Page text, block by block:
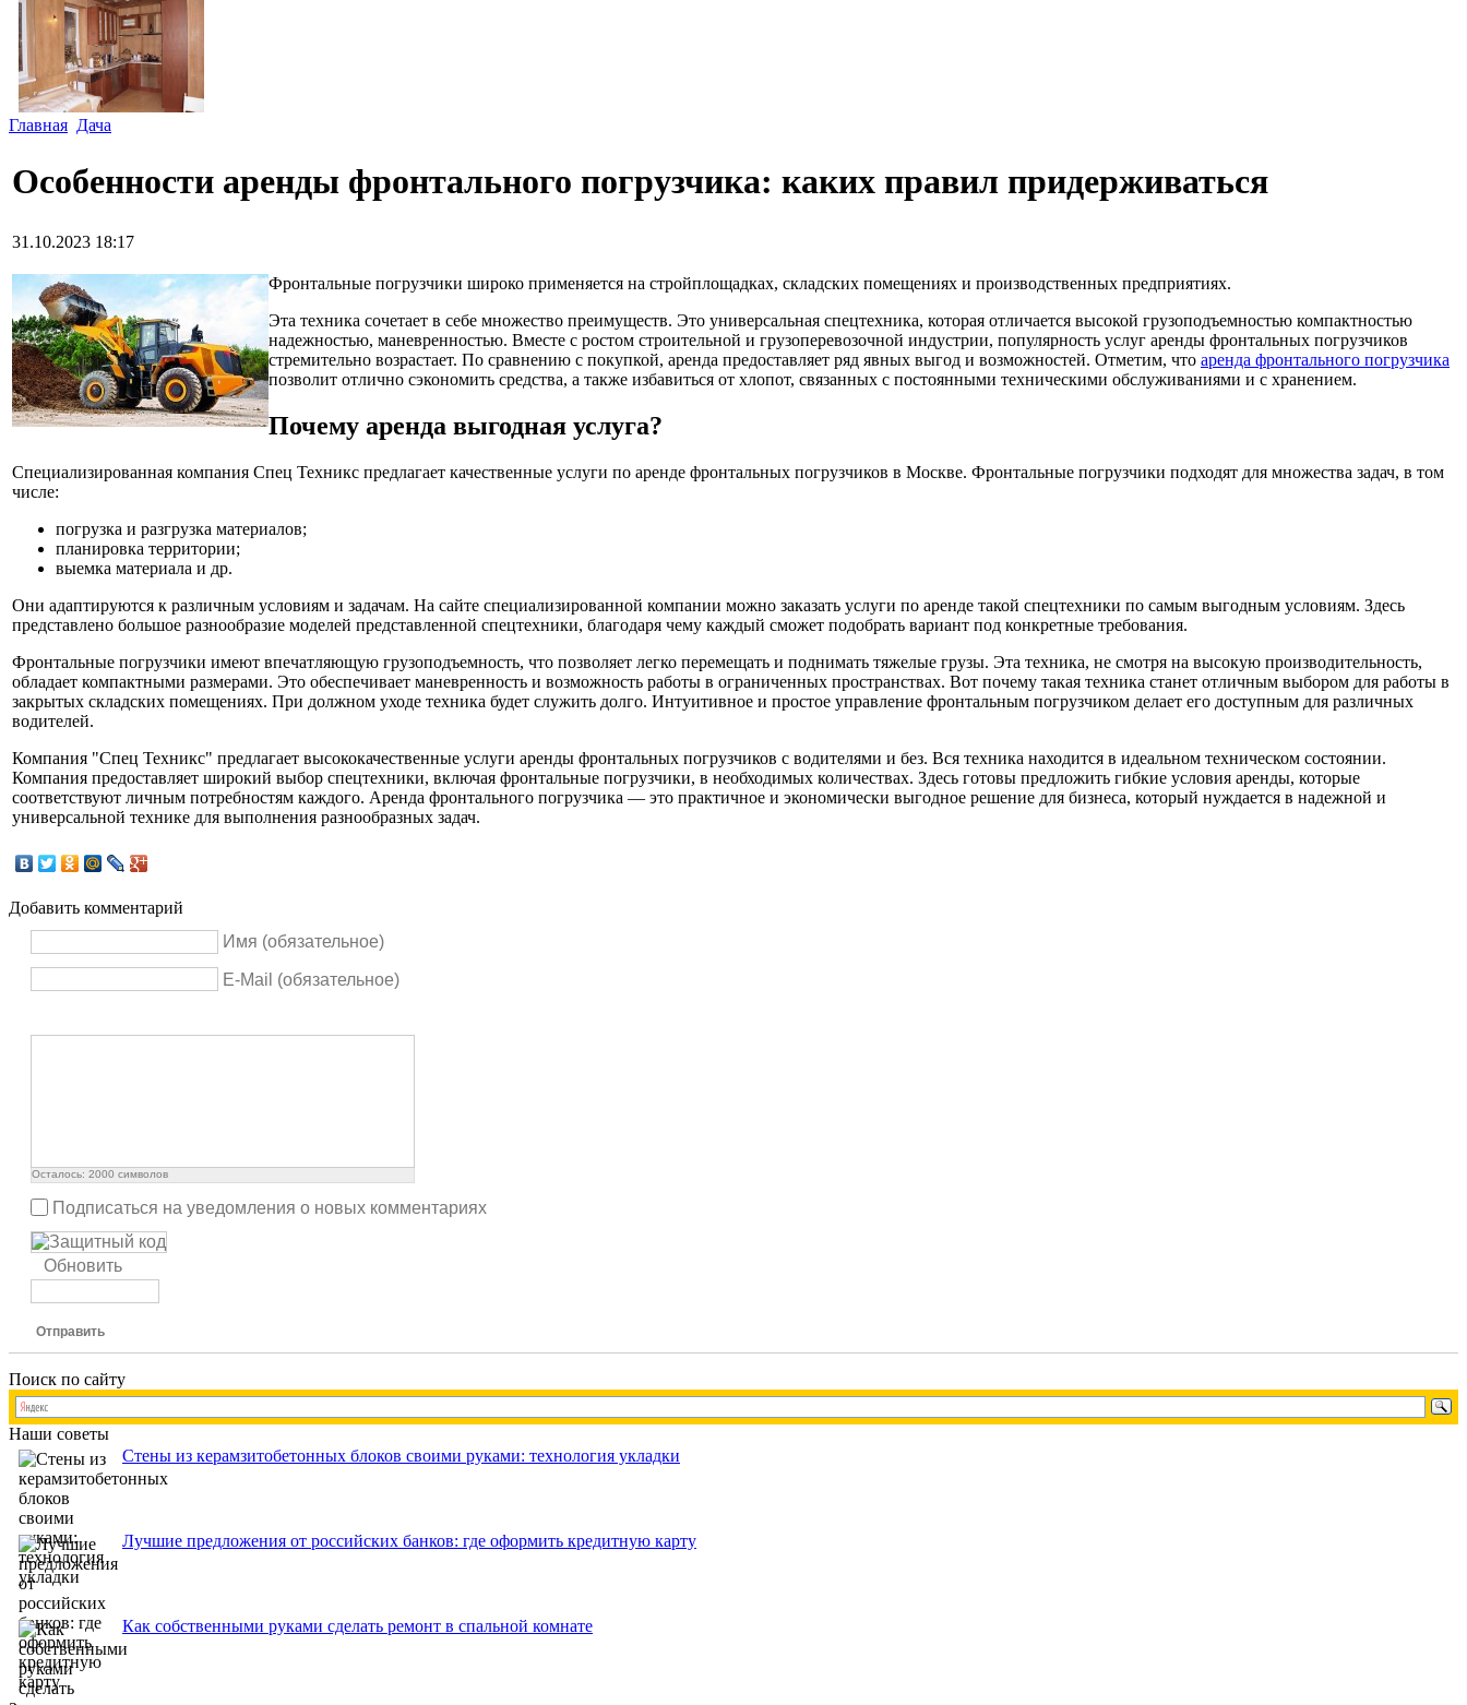
Главная Дача
Особенности аренды фронтального погрузчика: каких правил придерживаться
31.10.2023 18:17
Фронтальные погрузчики широко применяется на стройплощадках, складских помещениях и производственных предприятиях.
Эта техника сочетает в себе множество преимуществ. Это универсальная спецтехника, которая отличается высокой грузоподъемностью компактностью
надежностью, маневренностью. Вместе с ростом строительной и грузоперевозочной индустрии, популярность услуг аренды фронтальных погрузчиков
стремительно возрастает. По сравнению с покупкой, аренда предоставляет ряд явных выгод и возможностей. Отметим, что аренда фронтального погрузчика
позволит отлично сэкономить средства, а также избавиться от хлопот, связанных с постоянными техническими обслуживаниями и с хранением.
Почему аренда выгодная услуга?
Специализированная компания Спец Техникс предлагает качественные услуги по аренде фронтальных погрузчиков в Москве. Фронтальные погрузчики подходят для множества задач, в том
числе:
погрузка и разгрузка материалов;
планировка территории;
выемка материала и др.
Они адаптируются к различным условиям и задачам. На сайте специализированной компании можно заказать услуги по аренде такой спецтехники по самым выгодным условиям. Здесь
представлено большое разнообразие моделей представленной спецтехники, благодаря чему каждый сможет подобрать вариант под конкретные требования.
Фронтальные погрузчики имеют впечатляющую грузоподъемность, что позволяет легко перемещать и поднимать тяжелые грузы. Эта техника, не смотря на высокую производительность,
обладает компактными размерами. Это обеспечивает маневренность и возможность работы в ограниченных пространствах. Вот почему такая техника станет отличным выбором для работы в
закрытых складских помещениях. При должном уходе техника будет служить долго. Интуитивное и простое управление фронтальным погрузчиком делает его доступным для различных
водителей.
Компания "Спец Техникс" предлагает высококачественные услуги аренды фронтальных погрузчиков с водителями и без. Вся техника находится в идеальном техническом состоянии.
Компания предоставляет широкий выбор спецтехники, включая фронтальные погрузчики, в необходимых количествах. Здесь готовы предложить гибкие условия аренды, которые
соответствуют личным потребностям каждого. Аренда фронтального погрузчика — это практичное и экономически выгодное решение для бизнеса, который нуждается в надежной и
универсальной технике для выполнения разнообразных задач.
Добавить комментарий
Имя (обязательное)
E-Mail (обязательное)
Осталось: 2000 символов
Подписаться на уведомления о новых комментариях
Обновить
Отправить
Поиск по сайту
Наши советы
Стены из керамзитобетонных блоков своими руками: технология укладки
Лучшие предложения от российских банков: где оформить кредитную карту
Как собственными руками сделать ремонт в спальной комнате